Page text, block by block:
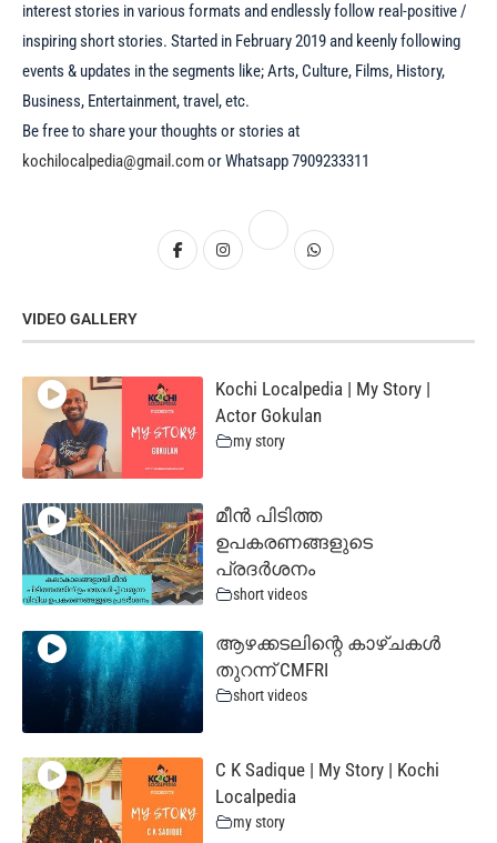
interest stories in various formats and endlessly follow real-positive /
inspiring short stories. Started in February 2019 and keenly following
events & updates in the segments like; Arts, Culture, Films, History,
Business, Entertainment, travel, etc.
Be free to share your thoughts or stories at
kochilocalpedia@gmail.comor Whatsapp 7909233311
VIDEO GALLERY
Kochi Localpedia | My Story |
Actor Gokulan
my story
മീൻ പിടിത്ത
ഉപകരണങ്ങളുടെ
പ്രദർശനം
short videos
ആഴക്കടലിന്റെ കാഴ്ചകൾ
തുറന്ന് CMFRI
short videos
C K Sadique | My Story | Kochi
Localpedia
my story